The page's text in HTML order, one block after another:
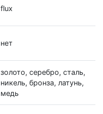
flux
нет
золото, серебро, сталь,
никель, бронза, латунь,
медь